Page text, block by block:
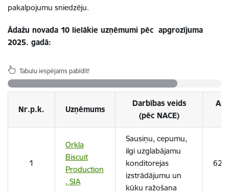
pakalpojumu sniedzēju.
Ādažu novada 10 lielākie uzņēmumi pēc apgrozījuma
2025. gadā:
Tabulu iespējams pabīdīt!
Nr.p.k. Uzņēmums
Darbības veids
(pēc NACE)
1
Orkla
Biscuit
Production
, SIA
Sausiņu, cepumu,
ilgi uzglabājamu
konditorejas
izstrādājumu un
kūku ražošana